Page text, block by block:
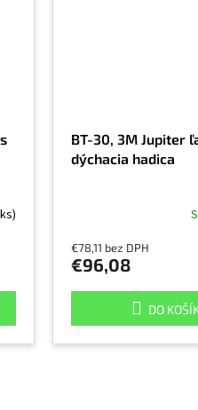
BT-30, 3M Jupiter
dýchacia hadica
€78,11 bez DPH
€96,08
DO